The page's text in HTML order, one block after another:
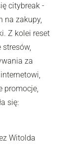
citybreak -
na zakupy,
Z kolei reset
za
promocje,
się:
Witolda